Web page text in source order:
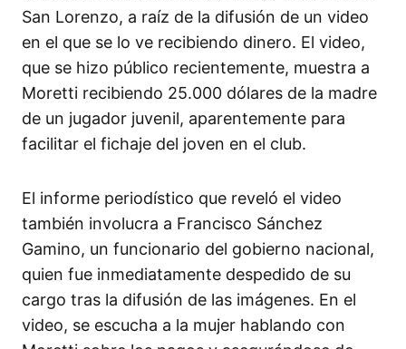
San Lorenzo, a raíz de la difusión de un video
en el que se lo ve recibiendo dinero. El video,
que se hizo público recientemente, muestra a
Moretti recibiendo 25.000 dólares de la madre
de un jugador juvenil, aparentemente para
facilitar el fichaje del joven en el club.
El informe periodístico que reveló el video
también involucra a Francisco Sánchez
Gamino, un funcionario del gobierno nacional,
quien fue inmediatamente despedido de su
cargo tras la difusión de las imágenes. En el
video, se escucha a la mujer hablando con